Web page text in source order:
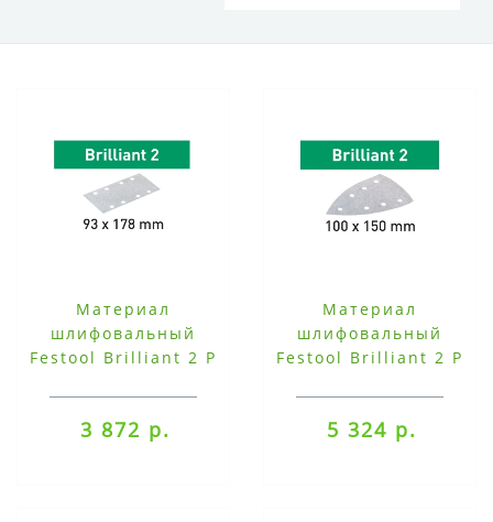
Материал
шлифовальный
Festool Brilliant 2 P
P150-BR2/100
3 872 р.
Материал
шлифовальный
Festool Brilliant 2 P
BR2/100
5 324 р.